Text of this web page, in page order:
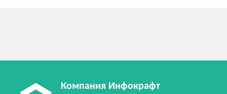
Компания Инфокрафт